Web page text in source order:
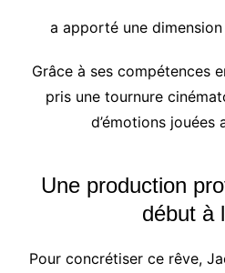
a apporté une
Grâce à ses compétences
pris une tournure
d’émotions jouées
Une production
début à
Pour concrétiser ce rêve,